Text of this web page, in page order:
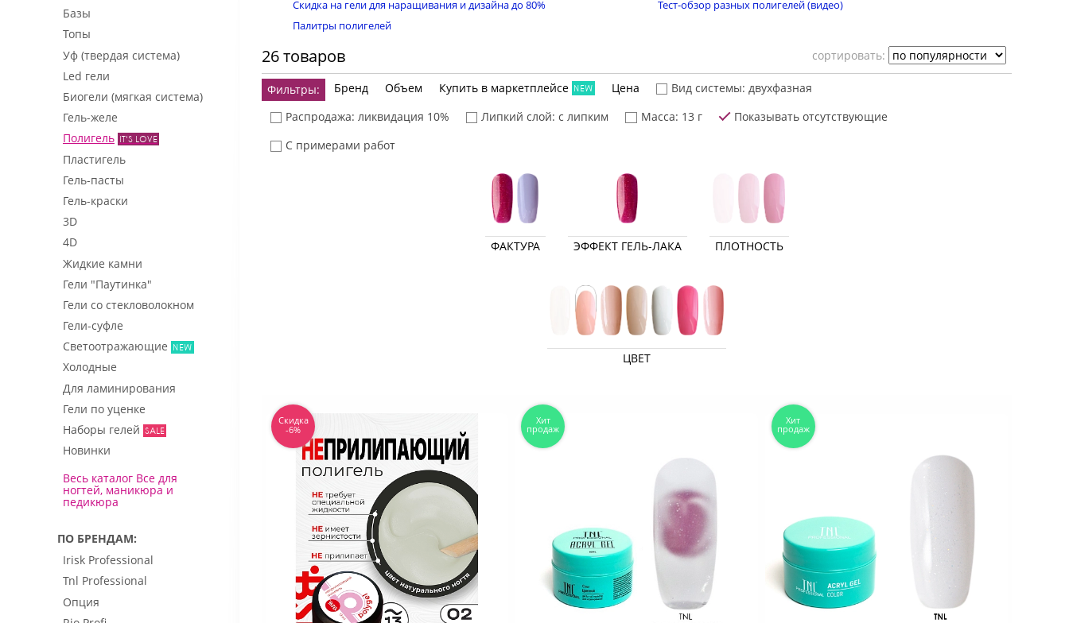
Базы
Топы
Уф (твердая система)
Led гели
Биогели (мягкая система)
Гель-желе
Полигель
Пластигель
Гель-пасты
Гель-краски
3D
4D
Жидкие камни
Гели "Паутинка"
Гели со стекловолокном
Гели-суфле
Светоотражающие
Холодные
Для ламинирования
Гели по уценке
Наборы гелей
Новинки
Весь каталог Все для
ногтей, маникюра и
педикюра
ПО БРЕНДАМ
Irisk Professional
Tnl Professional
Опция
Скидка на гели для наращивания и дизайна до 80%
Тест-обзор разных полигелей (видео)
Палитры полигелей
26 товаров cортировать:
Фильтры: Бренд Объем Купить в маркетплейсе Цена
Вид системы: двухфазная
Распродажа: ликвидация 10%
Липкий слой: с липким Масса: 13 г
Показывать отсутствующие
С примерами работ
ФАКТУРА ЭФФЕКТ ГЕЛЬ-ЛАКА ПЛОТНОСТЬ
ЦВЕТ
Скидка
-6%